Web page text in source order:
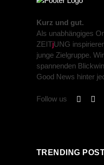
Kurz und gut.
Als unabhängiges
ZEITjUNG
junge Zielgruppe.
spannenden
Good News hinter
Follow us
TRENDING